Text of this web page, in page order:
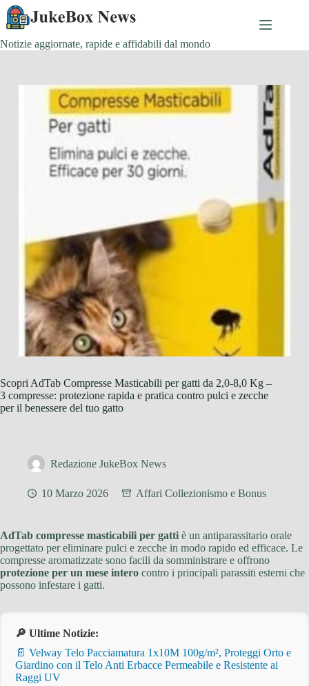
Salta
contenuto
Notizie aggiornate, rapide e affidabili dal mondo
Scopri AdTab Compresse Masticabili per gatti da 2,0-8,0 Kg –
3 compresse: protezione rapida e pratica contro pulci e zecche
per il benessere del tuo gatto
Redazione JukeBox News
10 Marzo 2026 Affari Collezionismo e Bonus
AdTab compresse masticabili per gatti è un antiparassitario orale
progettato per eliminare pulci e zecche in modo rapido ed efficace. Le
compresse aromatizzate sono facili da somministrare e offrono
protezione per un mese intero contro i principali parassiti esterni che
possono infestare i gatti.
🔎 Ultime Notizie:
📄 Velway Telo Pacciamatura 1x10M 100g/m², Proteggi Orto e
Giardino con il Telo Anti Erbacce Permeabile e Resistente ai
Raggi UV